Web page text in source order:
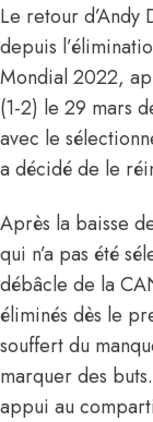
Le retour d’Andy
depuis
Mondial 2022,
(1-2) le 29 mars
avec le
a décidé de le
Après la baisse
qui n’a pas été
débâcle de la
éliminés dès le
souffert du
marquer des
appui au